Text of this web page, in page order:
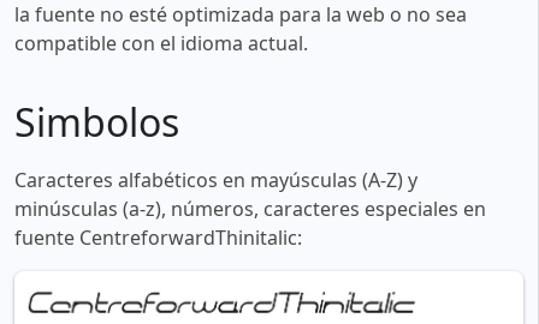
la fuente no esté optimizada para la web o no sea
compatible con el idioma actual.
Simbolos
Caracteres alfabéticos en mayúsculas (A-Z) y
minúsculas (a-z), números, caracteres especiales en
fuente CentreforwardThinitalic: